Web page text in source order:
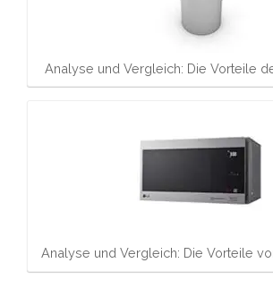
Analyse und Vergleich: Die Vorteile
Analyse und Vergleich: Die Vorteile